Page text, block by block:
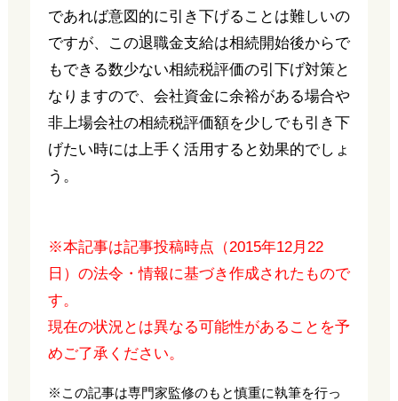
であれば意図的に引き下げることは難しいの
ですが、この退職金支給は相続開始後からで
もできる数少ない相続税評価の引下げ対策と
なりますので、会社資金に余裕がある場合や
非上場会社の相続税評価額を少しでも引き下
げたい時には上手く活用すると効果的でしょ
う。
※本記事は記事投稿時点（2015年12月22
日）の法令・情報に基づき作成されたもので
す。
現在の状況とは異なる可能性があることを予
めご了承ください。
※この記事は専門家監修のもと慎重に執筆を行っ